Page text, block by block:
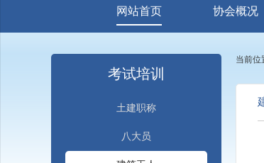
网站首页 协会概况
考试培训
土建职称
八大员
当前位